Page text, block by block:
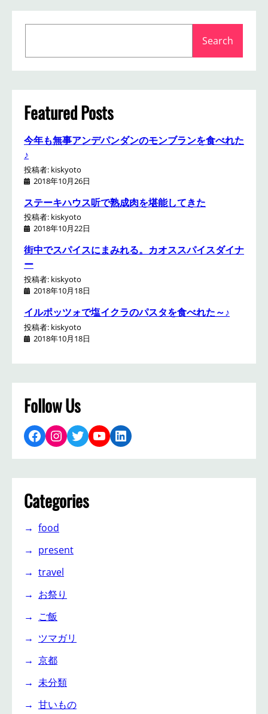
a
r
c
h
Search
Featured Posts
今年も無事アンデパンダンのモンブランを食べれた
♪
投稿者: kiskyoto
2018年10月26日
ステーキハウス听で熟成肉を堪能してきた
投稿者: kiskyoto
2018年10月22日
街中でスパイスにまみれる。カオススパイスダイナ
ー
投稿者: kiskyoto
2018年10月18日
イルポッツォで塩イクラのパスタを食べれた～♪
投稿者: kiskyoto
2018年10月18日
Follow Us
Facebook Instagram Twitter YouTube LinkedIn
Categories
food
present
travel
お祭り
ご飯
ツマガリ
京都
未分類
甘いもの